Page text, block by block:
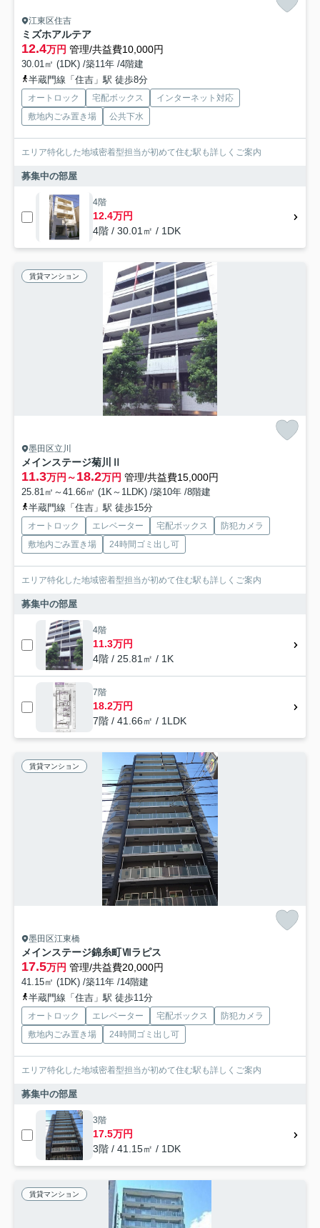
江東区住吉
ミズホアルテア
12.4万円 管理/共益費10,000円
30.01㎡ (1DK) /築11年 /4階建
半蔵門線「住吉」駅 徒歩8分
オートロック 宅配ボックス
インターネット対応
敷地内ごみ置き場
公共下水
エリア特化した地域密着型担当が初めて住む駅も詳しくご案内
募集中の部屋
4階
12.4万円
4階 / 30.01㎡ / 1DK
賃貸マンション
墨田区立川
メインステージ菊川Ⅱ
11.3万円～18.2万円 管理/共益費15,000円
25.81㎡～41.66㎡ (1K～1LDK) /築10年 /8階建
半蔵門線「住吉」駅 徒歩15分
オートロック エレベーター 宅配ボックス
防犯カメラ
敷地内ごみ置き場
24時間ゴミ出し可
エリア特化した地域密着型担当が初めて住む駅も詳しくご案内
募集中の部屋
4階
11.3万円
4階 / 25.81㎡ / 1K
7階
18.2万円
7階 / 41.66㎡ / 1LDK
賃貸マンション
墨田区江東橋
メインステージ錦糸町Ⅶラピス
17.5万円 管理/共益費20,000円
41.15㎡ (1DK) /築11年 /14階建
半蔵門線「住吉」駅 徒歩11分
オートロック エレベーター 宅配ボックス
防犯カメラ
敷地内ごみ置き場
24時間ゴミ出し可
エリア特化した地域密着型担当が初めて住む駅も詳しくご案内
募集中の部屋
3階
17.5万円
3階 / 41.15㎡ / 1DK
賃貸マンション